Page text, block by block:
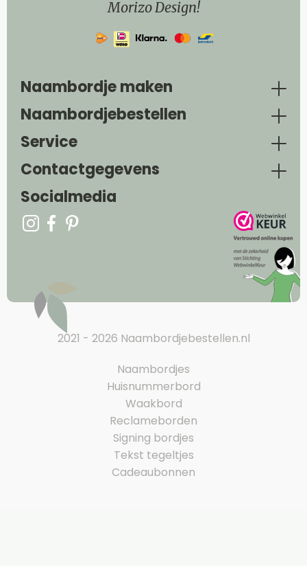
Morizo Design!
Naambordje maken
Naambordjebestellen
Service
Contactgegevens
Socialmedia
2021 - 2026 Naambordjebestellen.nl
Naambordjes
Huisnummerbord
Waakbord
Reclameborden
Signing bordjes
Tekst tegeltjes
Cadeaubonnen